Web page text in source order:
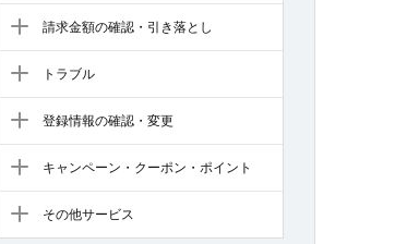
請求金額の確認・引き落とし
トラブル
登録情報の確認・変更
キャンペーン・クーポン・ポイント
その他サービス